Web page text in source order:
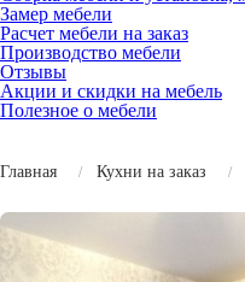
Замер мебели
Расчет мебели на заказ
Производство мебели
Отзывы
Акции и скидки на мебель
Полезное о мебели
Главная Кухни на заказ